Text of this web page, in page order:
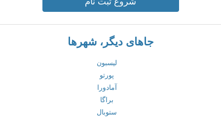
جاهای دیگر، شهرها
لیسبون
پورتو
آمادورا
براگا
ستوبال